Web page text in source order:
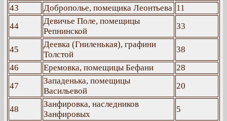
43
Доброполье, помещика Леонтьева 11
44
Девичье Поле, помещицы
Репнинской
33
45
Деевка (Гниленькая), графини
Толстой
38
46
Еремовка, помещицы Бефани
28
47
Западенька, помещицы
Васильевой
20
48
Занфировка, наследников
Занфировых
5